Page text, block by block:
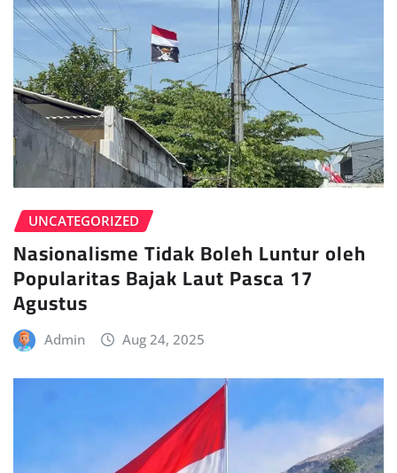
UNCATEGORIZED
Nasionalisme Tidak Boleh Luntur oleh
Popularitas Bajak Laut Pasca 17
Agustus
Admin Aug 24, 2025